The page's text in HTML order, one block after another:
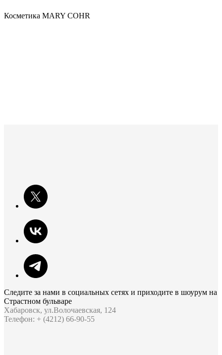
Косметика MARY COHR
Следите за нами в социальных сетях и приходите в шоурум на
Страстном бульваре
Хабаровск, ул.Волочаевская, 124
Телефон: + (4212) 66-90-55